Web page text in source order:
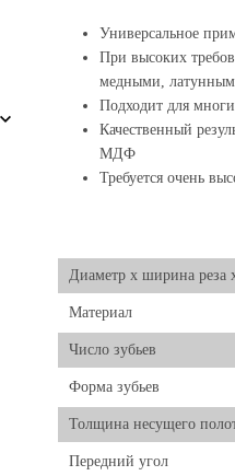
Универсальное
При высоких
медными,
Подходит для
Качественный
МДФ
Требуется очень
Диаметр х ширина реза
Материал
Число зубьев
Форма зубьев
Толщина несущего
Передний угол